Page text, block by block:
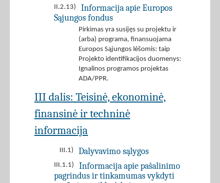
II.2.13)
Informacija apie Europos
Sąjungos fondus
Pirkimas yra susijęs su projektu ir
(arba) programa, finansuojama
Europos Sąjungos lėšomis: taip
Projekto identifikacijos duomenys:
Ignalinos programos projektas
ADA/PPR.
III dalis: Teisinė, ekonominė,
finansinė ir techninė
informacija
III.1) Dalyvavimo sąlygos
III.1.1)
Informacija apie pašalinimo
pagrindus ir tinkamumas vykdyti